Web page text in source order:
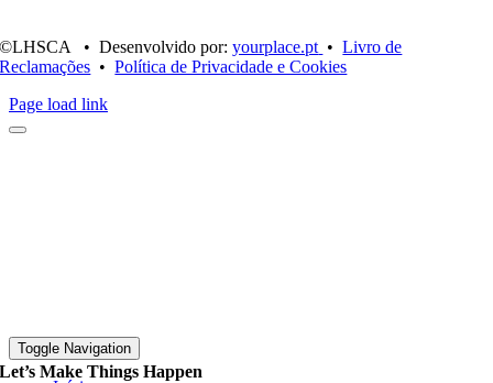
Toggle Navigation
©LHSCA • Desenvolvido por:yourplace.pt •Livro de
Reclamações •Política de Privacidade e Cookies
Page load link
Let’s Make Things Happen